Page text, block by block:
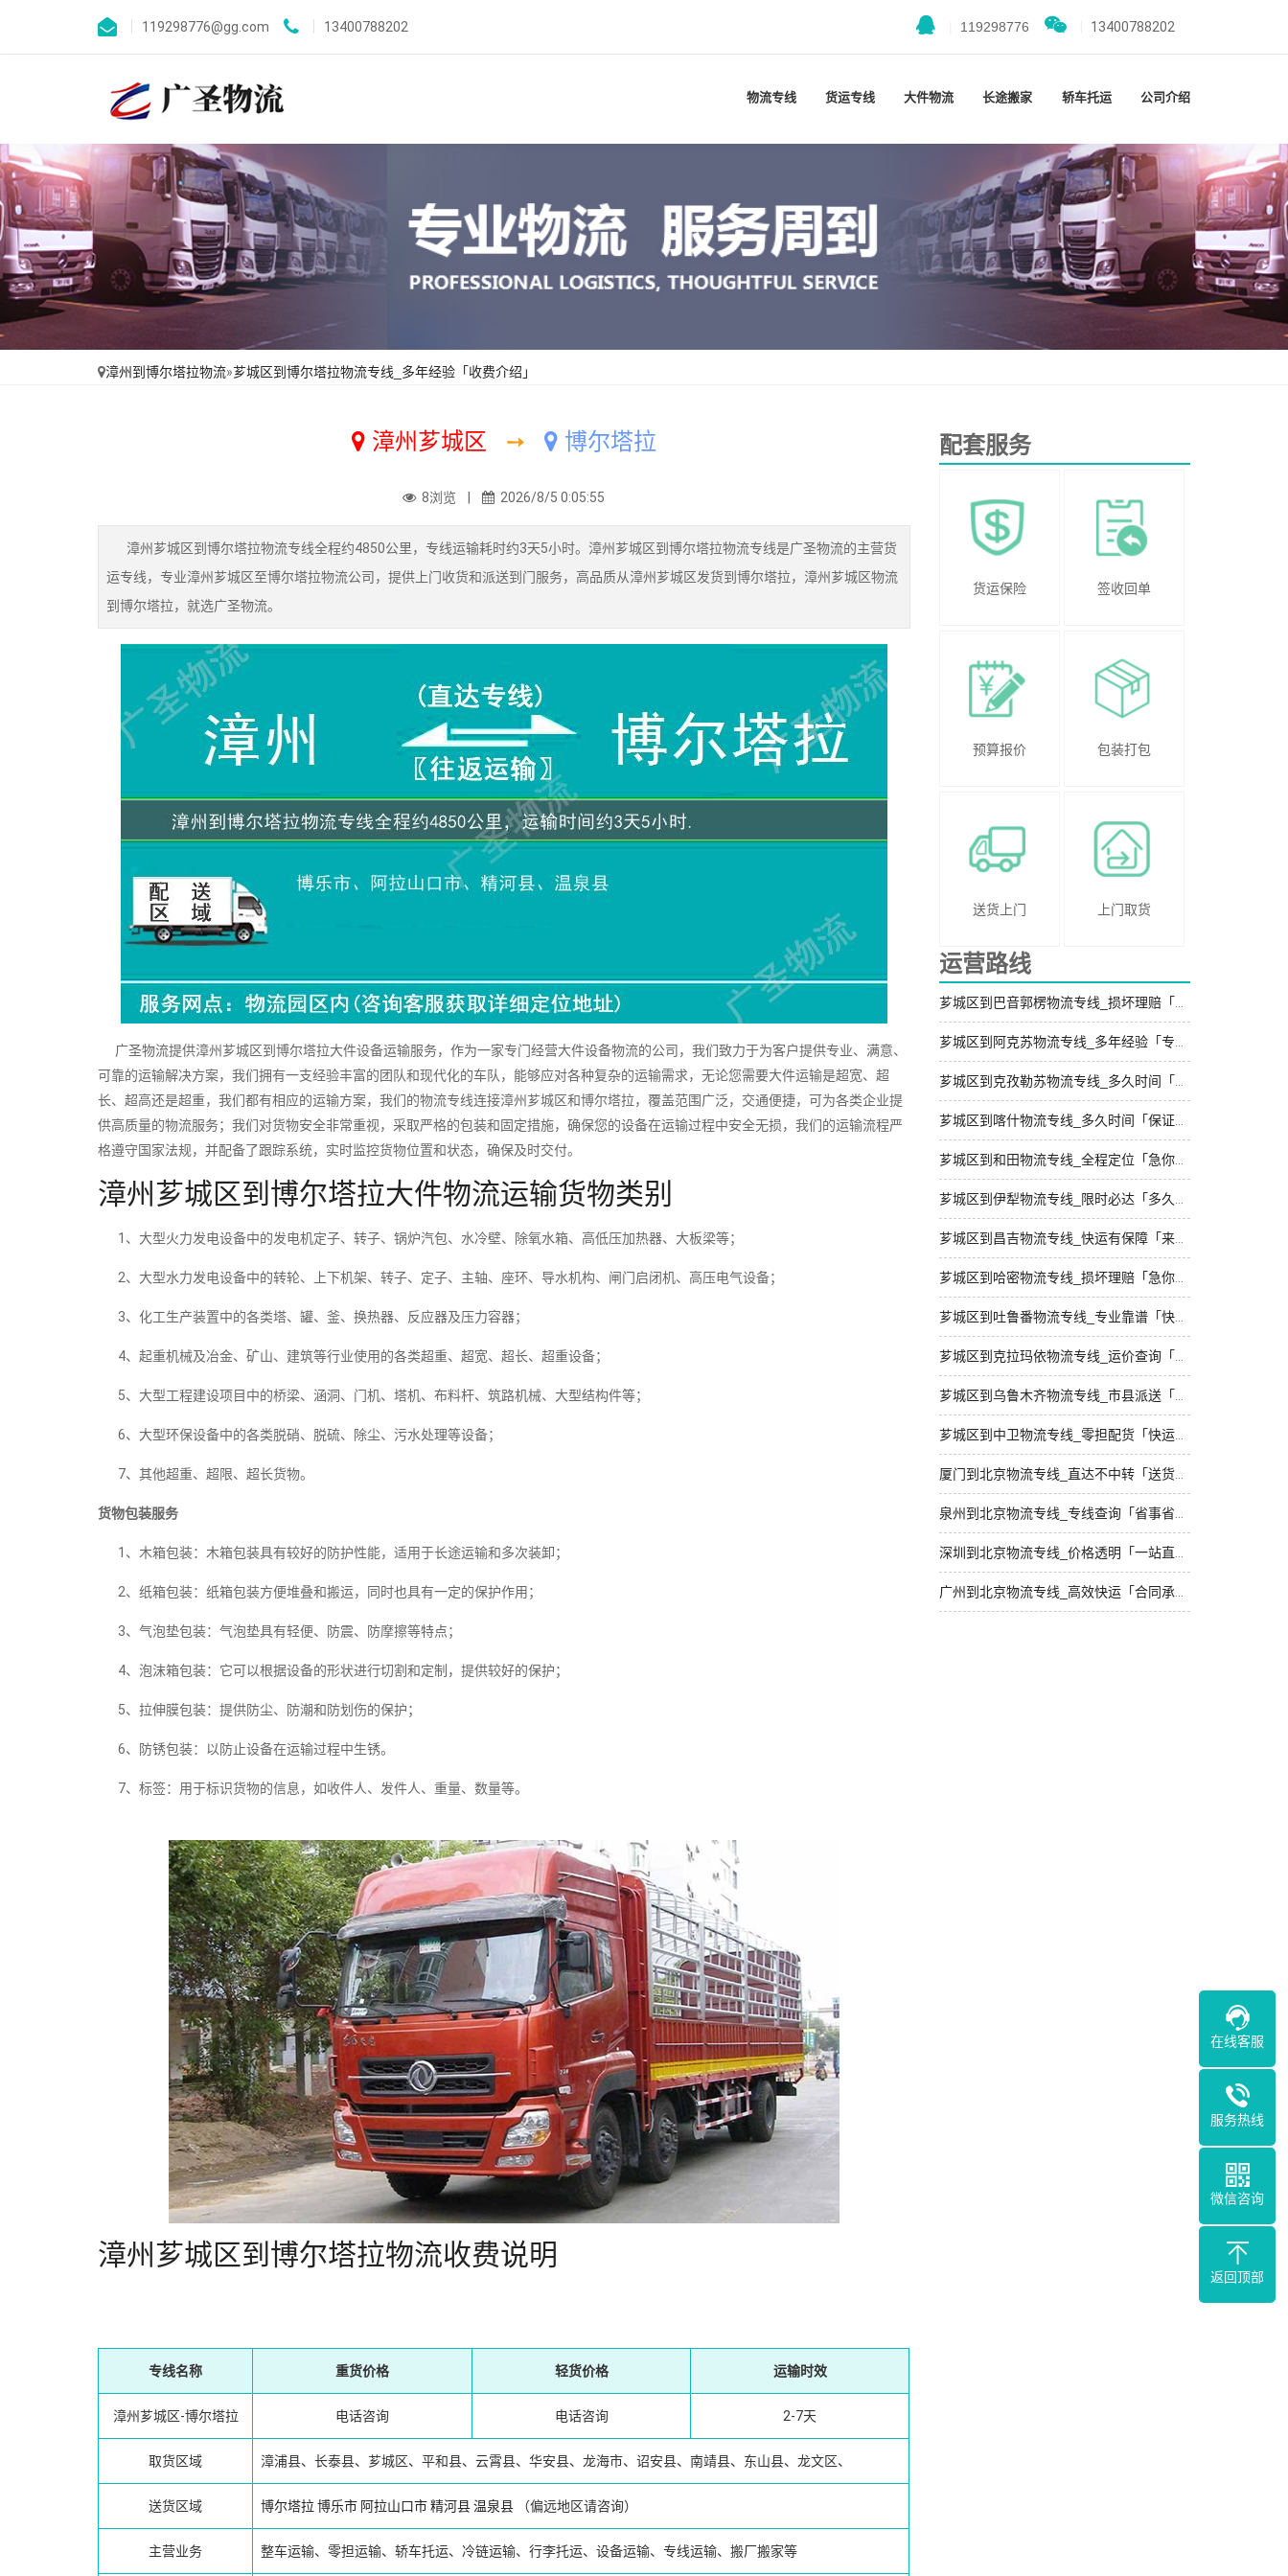
119298776@gg.com 13400788202 119298776 13400788202
物流专线 货运专线 大件物流 长途搬家 轿车托运 公司介绍
漳州到博尔塔拉物流»芗城区到博尔塔拉物流专线_多年经验「收费介绍」
漳州芗城区 ➙ 博尔塔拉
8浏览 | 2026/8/5 0:05:55
漳州芗城区到博尔塔拉物流专线全程约4850公里，专线运输耗时约3天5小时。漳州芗城区到博尔塔拉物流专线是广圣物流的主营货
运专线，专业漳州芗城区至博尔塔拉物流公司，提供上门收货和派送到门服务，高品质从漳州芗城区发货到博尔塔拉，漳州芗城区物流
到博尔塔拉，就选广圣物流。
广圣物流提供漳州芗城区到博尔塔拉大件设备运输服务，作为一家专门经营大件设备物流的公司，我们致力于为客户提供专业、满意、
可靠的运输解决方案，我们拥有一支经验丰富的团队和现代化的车队，能够应对各种复杂的运输需求，无论您需要大件运输是超宽、超
长、超高还是超重，我们都有相应的运输方案，我们的物流专线连接漳州芗城区和博尔塔拉，覆盖范围广泛，交通便捷，可为各类企业提
供高质量的物流服务；我们对货物安全非常重视，采取严格的包装和固定措施，确保您的设备在运输过程中安全无损，我们的运输流程严
格遵守国家法规，并配备了跟踪系统，实时监控货物位置和状态，确保及时交付。
漳州芗城区到博尔塔拉大件物流运输货物类别
1、大型火力发电设备中的发电机定子、转子、锅炉汽包、水冷壁、除氧水箱、高低压加热器、大板梁等；
2、大型水力发电设备中的转轮、上下机架、转子、定子、主轴、座环、导水机构、闸门启闭机、高压电气设备；
3、化工生产装置中的各类塔、罐、釜、换热器、反应器及压力容器；
4、起重机械及冶金、矿山、建筑等行业使用的各类超重、超宽、超长、超重设备；
5、大型工程建设项目中的桥梁、涵洞、门机、塔机、布料杆、筑路机械、大型结构件等；
6、大型环保设备中的各类脱硝、脱硫、除尘、污水处理等设备；
7、其他超重、超限、超长货物。
货物包装服务
1、木箱包装：木箱包装具有较好的防护性能，适用于长途运输和多次装卸；
2、纸箱包装：纸箱包装方便堆叠和搬运，同时也具有一定的保护作用；
3、气泡垫包装：气泡垫具有轻便、防震、防摩擦等特点；
4、泡沫箱包装：它可以根据设备的形状进行切割和定制，提供较好的保护；
5、拉伸膜包装：提供防尘、防潮和防划伤的保护；
6、防锈包装：以防止设备在运输过程中生锈。
7、标签：用于标识货物的信息，如收件人、发件人、重量、数量等。
漳州芗城区到博尔塔拉物流收费说明
专线名称 重货价格 轻货价格 运输时效
漳州芗城区-博尔塔拉 电话咨询 电话咨询 2-7天
取货区域 漳浦县、长泰县、芗城区、平和县、云霄县、华安县、龙海市、诏安县、南靖县、东山县、龙文区、
送货区域 博尔塔拉博乐市 阿拉山口市精河县温泉县 （偏远地区请咨询）
主营业务 整车运输、零担运输、轿车托运、冷链运输、行李托运、设备运输、专线运输、搬厂搬家等
配套服务
货运保险 签收回单
预算报价 包装打包
送货上门 上门取货
运营路线
芗城区到巴音郭楞物流专线_损坏理赔「价格实惠」
芗城区到阿克苏物流专线_多年经验「专业调车」
芗城区到克孜勒苏物流专线_多久时间「送货到门」
芗城区到喀什物流专线_多久时间「保证时效」
芗城区到和田物流专线_全程定位「急你所需」
芗城区到伊犁物流专线_限时必达「多久能到」
芗城区到昌吉物流专线_快运有保障「来电咨询」
芗城区到哈密物流专线_损坏理赔「急你所需」
芗城区到吐鲁番物流专线_专业靠谱「快运有保障」
芗城区到克拉玛依物流专线_运价查询「随叫随到」
芗城区到乌鲁木齐物流专线_市县派送「全程直达」
芗城区到中卫物流专线_零担配货「快运有保障」
厦门到北京物流专线_直达不中转「送货到门」
泉州到北京物流专线_专线查询「省事省心」
深圳到北京物流专线_价格透明「一站直达」
广州到北京物流专线_高效快运「合同承运」
在线客服
服务热线
微信咨询
返回顶部